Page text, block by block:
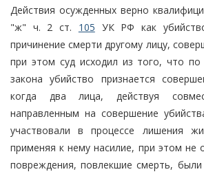
Действия осужденных верно
"ж" ч. 2 ст. 105 УК РФ как
причинение смерти другому лицу,
при этом суд исходил из того, что по
закона убийство признается
когда два лица, действуя
направленным на совершение
участвовали в процессе лишения
применяя к нему насилие, при этом не
повреждения, повлекшие смерть,